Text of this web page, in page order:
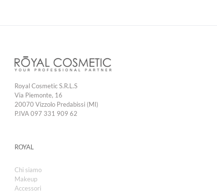
Royal Cosmetic S.R.L.S
Via Piemonte, 16
20070 Vizzolo Predabissi (MI)
P.IVA 097 331 909 62
ROYAL
Chi siamo
Makeup
Accessori